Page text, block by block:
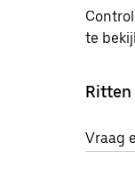
te
Ritten
Vraag